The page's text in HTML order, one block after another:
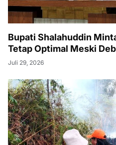
Bupati Shalahuddin
Tetap Optimal Meski
Juli 29, 2026